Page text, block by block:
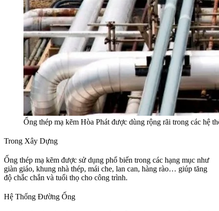
Ống thép mạ kẽm Hòa Phát được dùng rộng rãi trong các hệ
Trong Xây Dựng
Ống thép mạ kẽm được sử dụng phổ biến trong các hạng mục như
giàn giáo, khung nhà thép, mái che, lan can, hàng rào… giúp tăng
độ chắc chắn và tuổi thọ cho công trình.
Hệ Thống Đường Ống